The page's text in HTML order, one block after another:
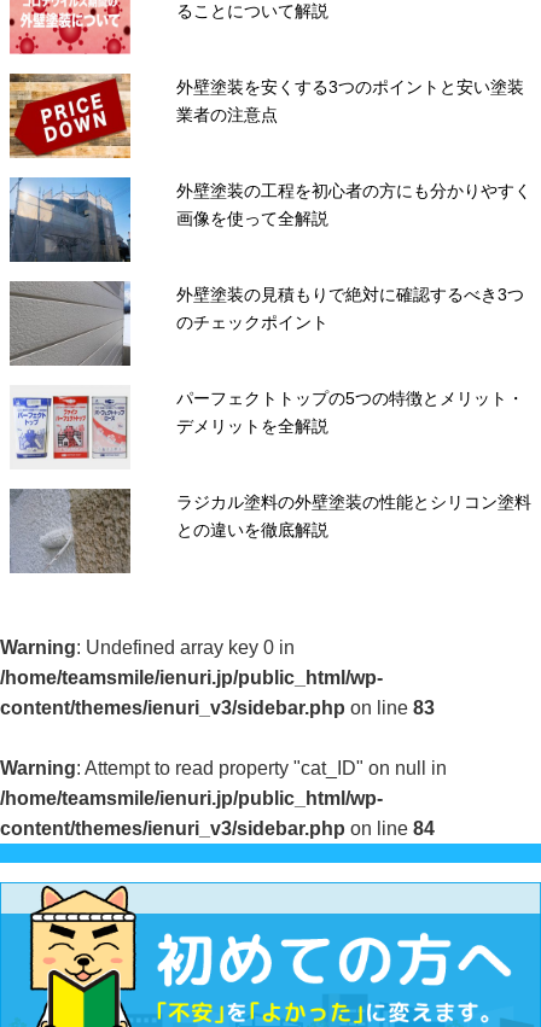
ることについて解説
外壁塗装を安くする3つのポイントと安い塗装
業者の注意点
外壁塗装の工程を初心者の方にも分かりやすく
画像を使って全解説
外壁塗装の見積もりで絶対に確認するべき3つ
のチェックポイント
パーフェクトトップの5つの特徴とメリット・
デメリットを全解説
ラジカル塗料の外壁塗装の性能とシリコン塗料
との違いを徹底解説
Warning: Undefined array key 0 in
/home/teamsmile/ienuri.jp/public_html/wp-
content/themes/ienuri_v3/sidebar.php on line 83
Warning: Attempt to read property "cat_ID" on null in
/home/teamsmile/ienuri.jp/public_html/wp-
content/themes/ienuri_v3/sidebar.php on line 84